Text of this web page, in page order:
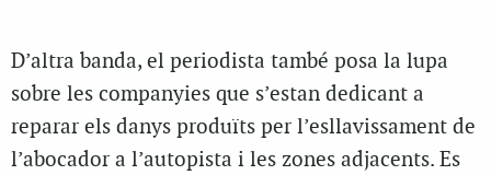
D’altra banda, el periodista també posa la lupa
sobre les companyies que s’estan dedicant a
reparar els danys produïts per l’esllavissament de
l’abocador a l’autopista i les zones adjacents. Es